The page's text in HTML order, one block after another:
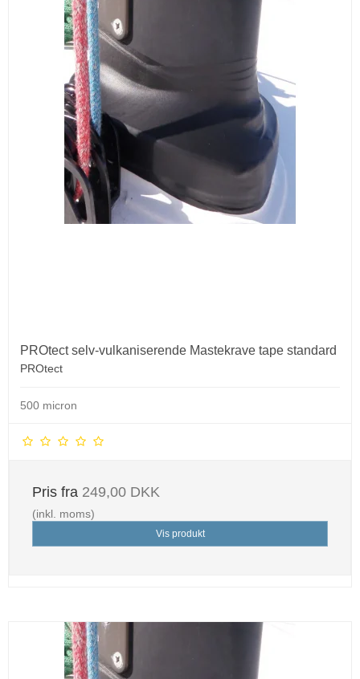
PROtect selv-vulkaniserende Mastekrave tape standard
PROtect
500 micron
Pris fra 249,00 DKK
(inkl. moms)
Vis produkt